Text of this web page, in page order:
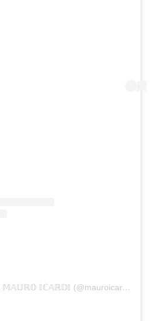
Un post condiviso da 𝕄𝔸𝕌ℝ𝕆 𝕀ℂ𝔸ℝ𝔻𝕀 (@mauroicardi)